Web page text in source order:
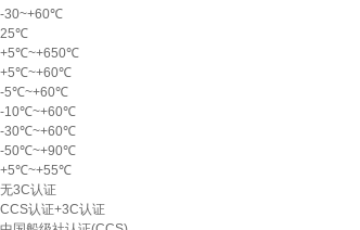
-30~+60℃
25℃
+5℃~+650℃
+5℃~+60℃
-5℃~+60℃
-10℃~+60℃
-30℃~+60℃
-50℃~+90℃
+5℃~+55℃
无3C认证
CCS认证+3C认证